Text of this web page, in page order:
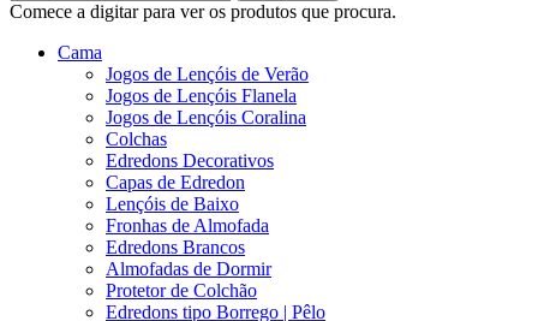
Comece a digitar para ver os produtos que procura.
Cama
Jogos de Lençóis de Verão
Jogos de Lençóis Flanela
Jogos de Lençóis Coralina
Colchas
Edredons Decorativos
Capas de Edredon
Lençóis de Baixo
Fronhas de Almofada
Edredons Brancos
Almofadas de Dormir
Protetor de Colchão
Edredons tipo Borrego | Pêlo